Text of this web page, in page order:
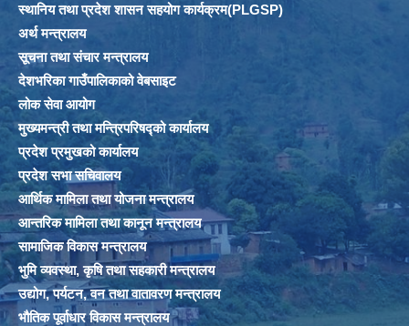
स्थानिय तथा प्रदेश शासन सहयोग कार्यक्रम(PLGSP)
अर्थ मन्त्रालय
सूचना तथा संचार मन्त्रालय
देशभरिका गाउँपालिकाको वेबसाइट
लोक सेवा आयोग
मुख्यमन्त्री तथा मन्त्रिपरिषद्को कार्यालय
प्रदेश प्रमुखको कार्यालय
प्रदेश सभा सचिवालय
आर्थिक मामिला तथा योजना मन्त्रालय
आन्तरिक मामिला तथा कानून मन्त्रालय
सामाजिक विकास मन्त्रालय
भुमि व्यवस्था, कृषि तथा सहकारी मन्त्रालय
उद्योग, पर्यटन, वन तथा वातावरण मन्त्रालय
भौतिक पूर्वाधार विकास मन्त्रालय